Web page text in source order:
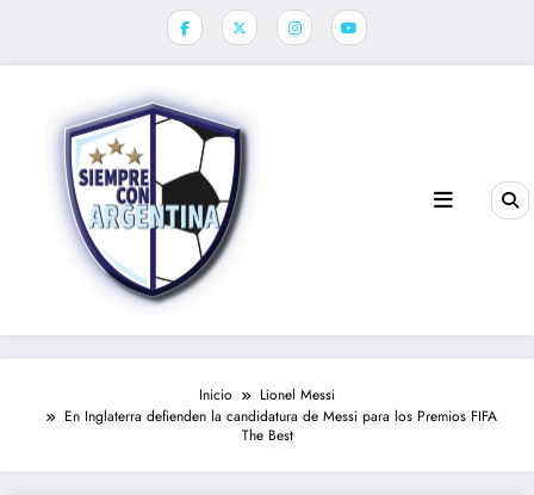
Inicio
Lionel Messi
En Inglaterra defienden la candidatura de Messi para los Premios FIFA
The Best